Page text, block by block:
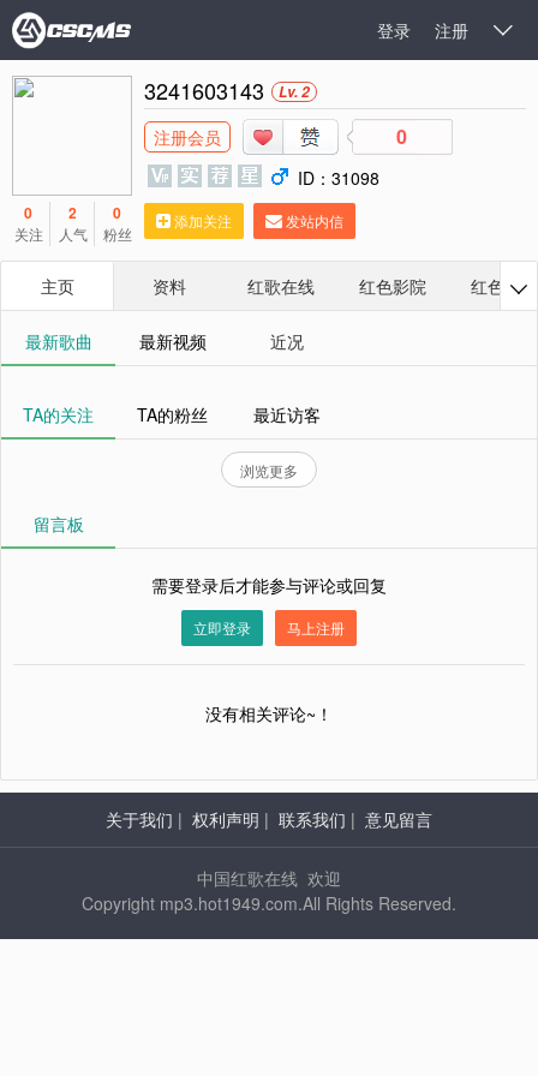

注册
登录
0
关注
2
人气
0
粉丝
3241603143 Lv. 2
注册会员 0
ID：31098
添加关注 发站内信
主页 资料 红歌在线 红色影院 红色相册

最新歌曲 最新视频 近况
TA的关注 TA的粉丝 最近访客
浏览更多
留言板
需要登录后才能参与评论或回复
立即登录 马上注册
没有相关评论~！
关于我们 | 权利声明 | 联系我们 | 意见留言
中国红歌在线 欢迎
Copyright mp3.hot1949.com.All Rights Reserved.